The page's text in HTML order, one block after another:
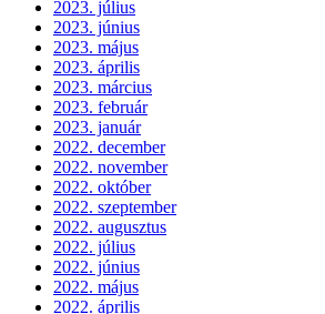
2023. július
2023. június
2023. május
2023. április
2023. március
2023. február
2023. január
2022. december
2022. november
2022. október
2022. szeptember
2022. augusztus
2022. július
2022. június
2022. május
2022. április